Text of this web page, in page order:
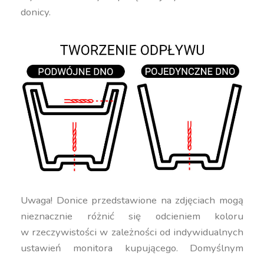
donicy.
Uwaga! Donice przedstawione na zdjęciach mogą
nieznacznie różnić się odcieniem koloru
w rzeczywistości w zależności od indywidualnych
ustawień monitora kupującego. Domyślnym